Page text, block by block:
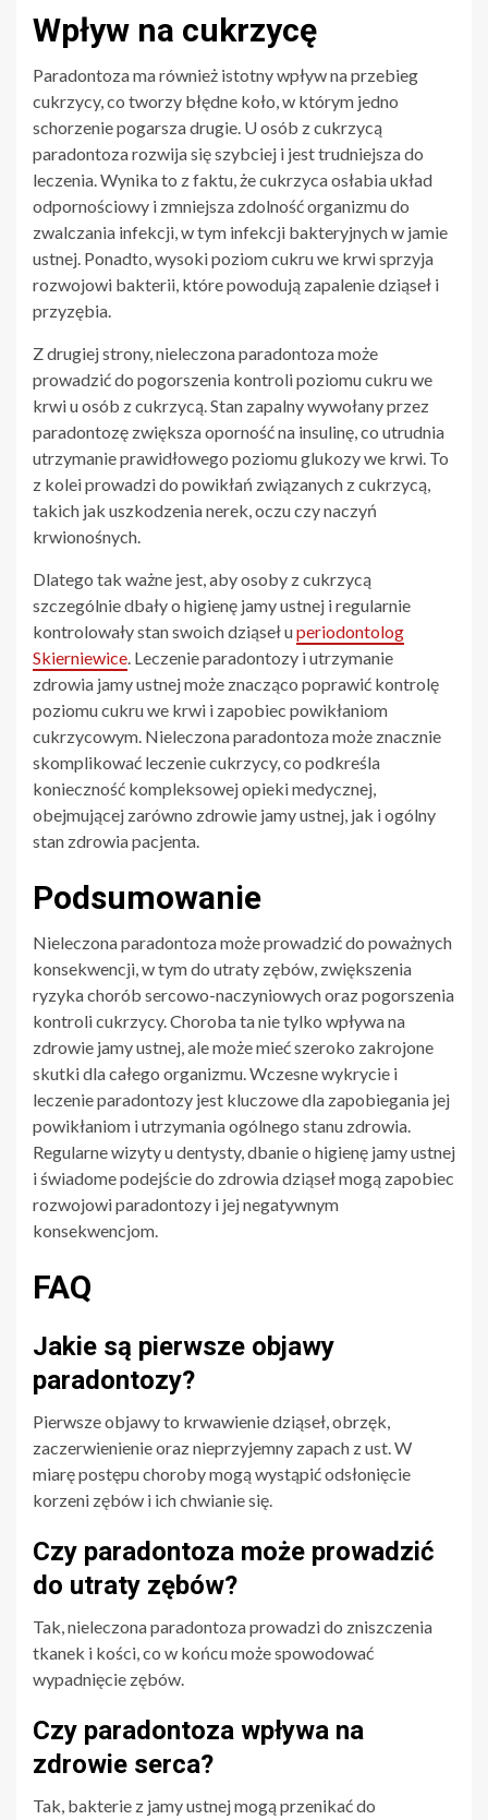
Wpływ na cukrzycę
Paradontoza ma również istotny wpływ na przebieg
cukrzycy, co tworzy błędne koło, w którym jedno
schorzenie pogarsza drugie. U osób z cukrzycą
paradontoza rozwija się szybciej i jest trudniejsza do
leczenia. Wynika to z faktu, że cukrzyca osłabia układ
odpornościowy i zmniejsza zdolność organizmu do
zwalczania infekcji, w tym infekcji bakteryjnych w jamie
ustnej. Ponadto, wysoki poziom cukru we krwi sprzyja
rozwojowi bakterii, które powodują zapalenie dziąseł i
przyzębia.
Z drugiej strony, nieleczona paradontoza może
prowadzić do pogorszenia kontroli poziomu cukru we
krwi u osób z cukrzycą. Stan zapalny wywołany przez
paradontozę zwiększa oporność na insulinę, co utrudnia
utrzymanie prawidłowego poziomu glukozy we krwi. To
z kolei prowadzi do powikłań związanych z cukrzycą,
takich jak uszkodzenia nerek, oczu czy naczyń
krwionośnych.
Dlatego tak ważne jest, aby osoby z cukrzycą
szczególnie dbały o higienę jamy ustnej i regularnie
kontrolowały stan swoich dziąseł uperiodontolog
Skierniewice. Leczenie paradontozy i utrzymanie
zdrowia jamy ustnej może znacząco poprawić kontrolę
poziomu cukru we krwi i zapobiec powikłaniom
cukrzycowym. Nieleczona paradontoza może znacznie
skomplikować leczenie cukrzycy, co podkreśla
konieczność kompleksowej opieki medycznej,
obejmującej zarówno zdrowie jamy ustnej, jak i ogólny
stan zdrowia pacjenta.
Podsumowanie
Nieleczona paradontoza może prowadzić do poważnych
konsekwencji, w tym do utraty zębów, zwiększenia
ryzyka chorób sercowo-naczyniowych oraz pogorszenia
kontroli cukrzycy. Choroba ta nie tylko wpływa na
zdrowie jamy ustnej, ale może mieć szeroko zakrojone
skutki dla całego organizmu. Wczesne wykrycie i
leczenie paradontozy jest kluczowe dla zapobiegania jej
powikłaniom i utrzymania ogólnego stanu zdrowia.
Regularne wizyty u dentysty, dbanie o higienę jamy ustnej
i świadome podejście do zdrowia dziąseł mogą zapobiec
rozwojowi paradontozy i jej negatywnym
konsekwencjom.
FAQ
Jakie są pierwsze objawy
paradontozy?
Pierwsze objawy to krwawienie dziąseł, obrzęk,
zaczerwienienie oraz nieprzyjemny zapach z ust. W
miarę postępu choroby mogą wystąpić odsłonięcie
korzeni zębów i ich chwianie się.
Czy paradontoza może prowadzić
do utraty zębów?
Tak, nieleczona paradontoza prowadzi do zniszczenia
tkanek i kości, co w końcu może spowodować
wypadnięcie zębów.
Czy paradontoza wpływa na
zdrowie serca?
Tak, bakterie z jamy ustnej mogą przenikać do